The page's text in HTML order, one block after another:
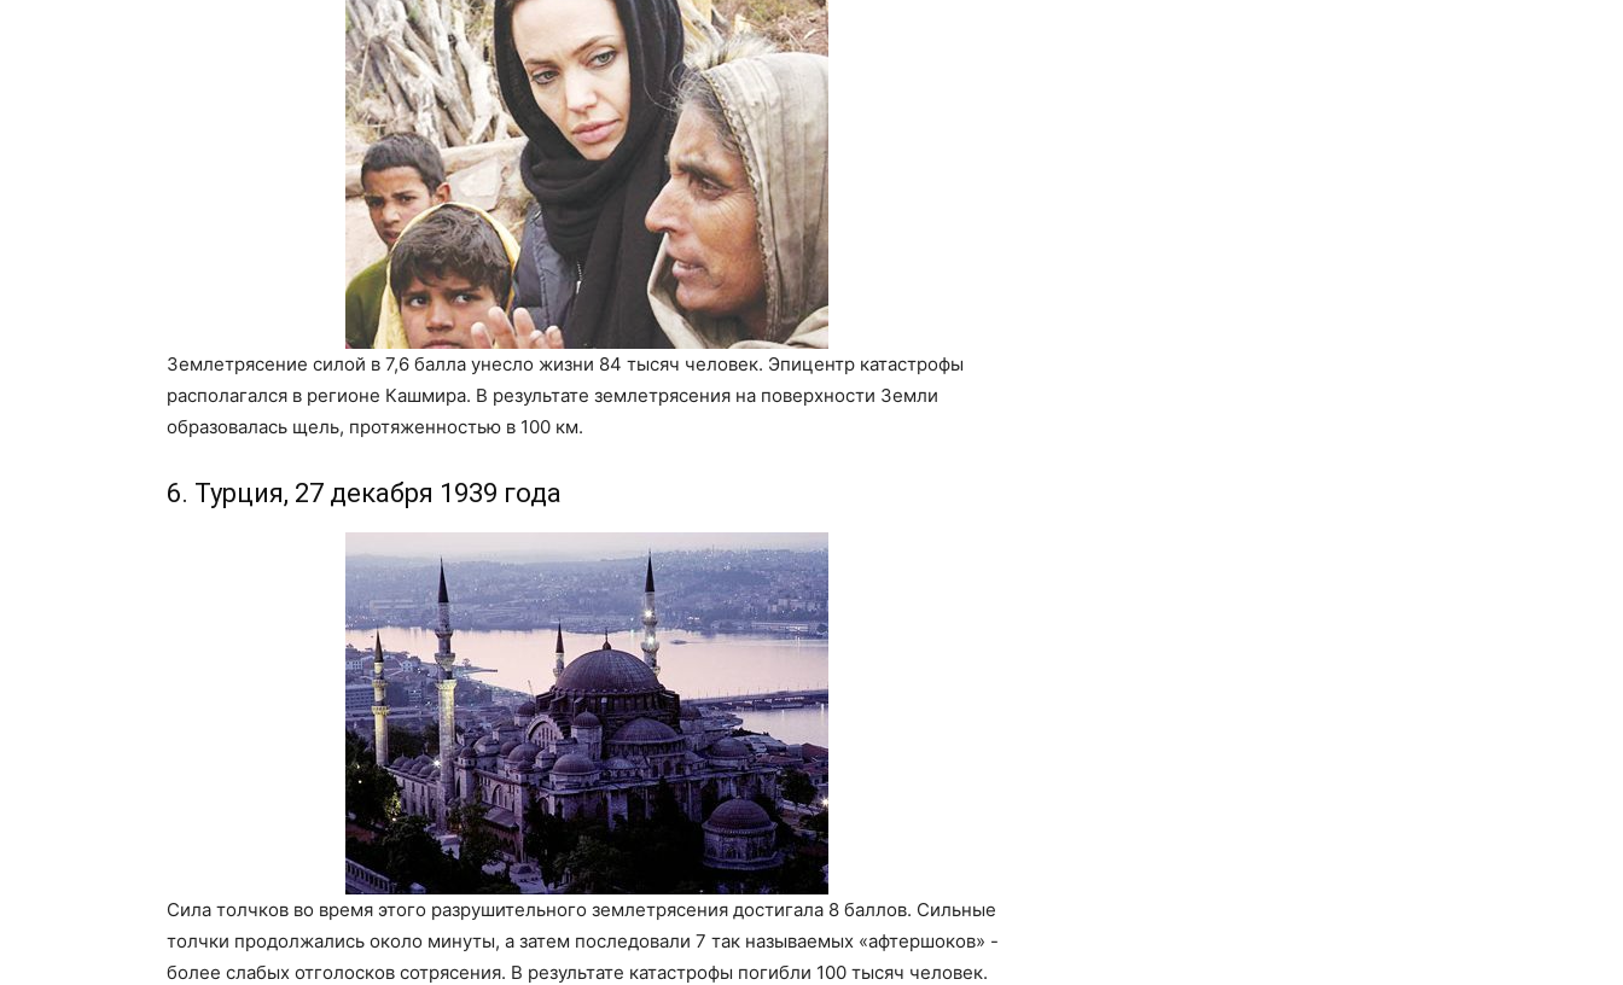
Землетрясение силой в 7,6 балла унесло жизни 84 тысяч человек. Эпицентр катастрофы
располагался в регионе Кашмира. В результате землетрясения на поверхности Земли
образовалась щель, протяженностью в 100 км.
6. Турция, 27 декабря 1939 года
Сила толчков во время этого разрушительного землетрясения достигала 8 баллов. Сильные
толчки продолжались около минуты, а затем последовали 7 так называемых «афтершоков» -
более слабых отголосков сотрясения. В результате катастрофы погибли 100 тысяч человек.